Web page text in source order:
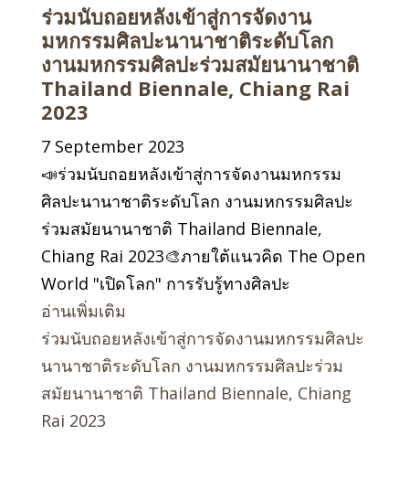
ร่วมนับถอยหลังเข้าสู่การจัดงาน
มหกรรมศิลปะนานาชาติระดับโลก
งานมหกรรมศิลปะร่วมสมัยนานาชาติ
Thailand Biennale, Chiang Rai
2023
7 September 2023
📣ร่วมนับถอยหลังเข้าสู่การจัดงานมหกรรม
ศิลปะนานาชาติระดับโลก งานมหกรรมศิลปะ
ร่วมสมัยนานาชาติ Thailand Biennale,
Chiang Rai 2023🎨ภายใต้แนวคิด The Open
World "เปิดโลก" การรับรู้ทางศิลปะ
อ่านเพิ่มเติม
ร่วมนับถอยหลังเข้าสู่การจัดงานมหกรรมศิลปะ
นานาชาติระดับโลก งานมหกรรมศิลปะร่วม
สมัยนานาชาติ Thailand Biennale, Chiang
Rai 2023